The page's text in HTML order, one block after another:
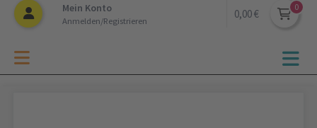
Mein Konto
Anmelden/Registrieren
0,00 €